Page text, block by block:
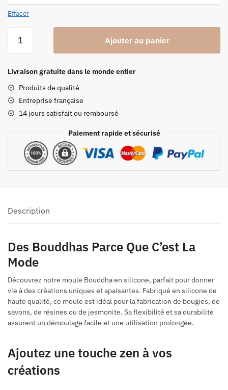
Effacer
Bouddha
Ajouter au panier
Livraison gratuite dans le monde entier
Produits de qualité
Entreprise française
14 jours satisfait ou remboursé
Paiement rapide et sécurisé
Description
Des Bouddhas Parce Que C’est La
Mode
Découvrez notre moule Bouddha en silicone, parfait pour donner
vie à des créations uniques et apaisantes. Fabriqué en silicone de
haute qualité, ce moule est idéal pour la fabrication de bougies, de
savons, de résines ou de jesmonite. Sa flexibilité et sa durabilité
assurent un démoulage facile et une utilisation prolongée.
Ajoutez une touche zen à vos
créations